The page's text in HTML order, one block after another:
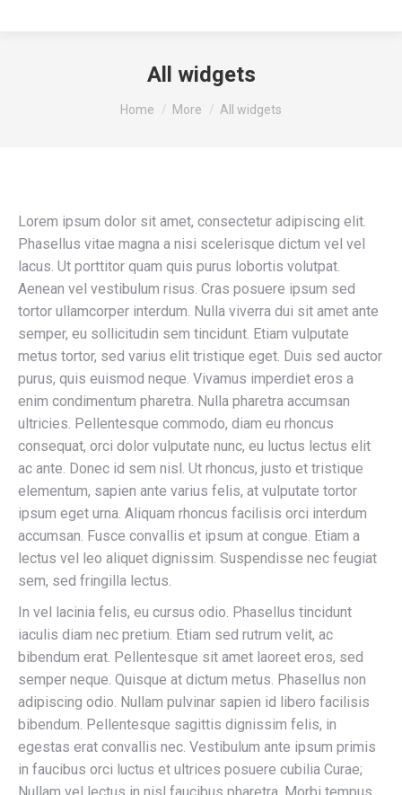
All widgets
You are here:
Home More All widgets
Lorem ipsum dolor sit amet, consectetur adipiscing elit.
Phasellus vitae magna a nisi scelerisque dictum vel vel
lacus. Ut porttitor quam quis purus lobortis volutpat.
Aenean vel vestibulum risus. Cras posuere ipsum sed
tortor ullamcorper interdum. Nulla viverra dui sit amet ante
semper, eu sollicitudin sem tincidunt. Etiam vulputate
metus tortor, sed varius elit tristique eget. Duis sed auctor
purus, quis euismod neque. Vivamus imperdiet eros a
enim condimentum pharetra. Nulla pharetra accumsan
ultricies. Pellentesque commodo, diam eu rhoncus
consequat, orci dolor vulputate nunc, eu luctus lectus elit
ac ante. Donec id sem nisl. Ut rhoncus, justo et tristique
elementum, sapien ante varius felis, at vulputate tortor
ipsum eget urna. Aliquam rhoncus facilisis orci interdum
accumsan. Fusce convallis et ipsum at congue. Etiam a
lectus vel leo aliquet dignissim. Suspendisse nec feugiat
sem, sed fringilla lectus.
In vel lacinia felis, eu cursus odio. Phasellus tincidunt
iaculis diam nec pretium. Etiam sed rutrum velit, ac
bibendum erat. Pellentesque sit amet laoreet eros, sed
semper neque. Quisque at dictum metus. Phasellus non
adipiscing odio. Nullam pulvinar sapien id libero facilisis
bibendum. Pellentesque sagittis dignissim felis, in
egestas erat convallis nec. Vestibulum ante ipsum primis
in faucibus orci luctus et ultrices posuere cubilia Curae;